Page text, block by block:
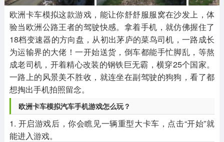
3934款应用
69款应用
701款应用
其他
983款应用
末日游戏
1408款应用
pc游戏
3450款应用
游戏攻略
63款应用
软件教程
热点新闻
欧洲卡车模拟这款游戏，能让你舒舒服服窝在沙发上，体
验当欧洲公路王者的驾驶快感。拿着手机，就仿佛握住了
18档变速器的方向盘，从初出茅庐的菜鸟司机，一路成长
为运输界的大佬！一开始送货，倒车都能手忙脚乱，等熬
成老司机，开着精心改装的钢铁巨无霸，横穿25个国家。
一路上的风景美不胜收，就连坐在副驾驶的狗狗，看了都
想掏出手机拍照留念。
欧洲卡车模拟汽车手机游戏怎么玩？
1. 开启游戏后，你会瞧见一辆重型大卡车，点击“开始”就
能进入游戏。